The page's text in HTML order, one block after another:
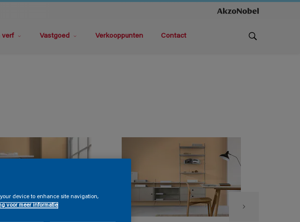
verf Vastgoed Verkooppunten Contact
device to enhance site navigation,
voor meer informatie